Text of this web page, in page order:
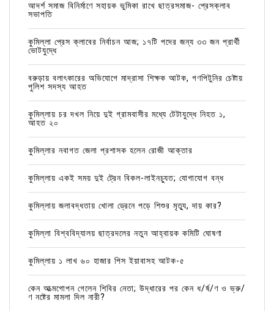
আদর্শ সমাজ বিনির্মাণে সহায়ক ভুমিকা রাখে ছাত্রসমাজ- প্রেসক্লাব
সভাপতি
কুমিল্লা প্রেস ক্লাবের নির্বাচন আজ; ১৭টি পদের জন্য ৩৩ জন প্রার্থী
ভোটযুদ্ধে
বরুড়ায় বলাৎকারের অভিযোগে মাদ্রাসা শিক্ষক আটক, গণপিটুনির চেষ্টায়
পুলিশ সদস্য আহত
কুমিল্লায় চর দখল নিয়ে দুই গ্রামবাসীর মধ্যে টেটাযুদ্ধে নিহত ১,
আহত ২০
কুমিল্লার নবাগত জেলা প্রশাসক হলেন রোজী আক্তার
কুমিল্লায় একই সময় দুই ট্রেন বিকল-লাইনচ্যুত; যোগাযোগ বন্ধ
কুমিল্লায় জলাবদ্ধতায় খোলা ড্রেনে পড়ে শিশুর মৃত্যু, দায় কার?
কুমিল্লা বিশ্ববিদ্যালয় ছাত্রদলের নতুন আহ্বায়ক কমিটি ঘোষণা
কুমিল্লায় ১ লাখ ৬০ হাজার পিস ইয়াবাসহ আটক-৫
কেন আত্মগোপন গেলেন শিবির নেতা; উদ্ধারের পর কেন ধ/র্ষ/ণ ও ভ্রু/
ণ নষ্টের মামলা দিল নারী?